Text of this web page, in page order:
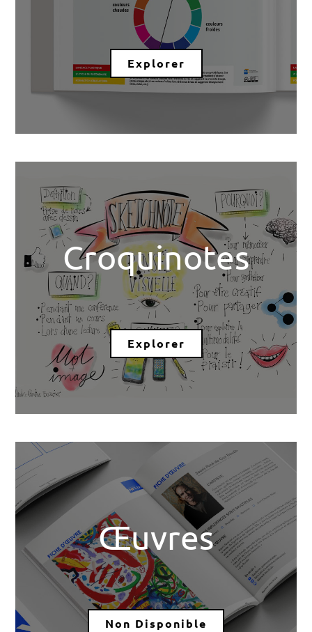
Explorer
Croquinotes
Explorer
Œuvres
Non Disponible